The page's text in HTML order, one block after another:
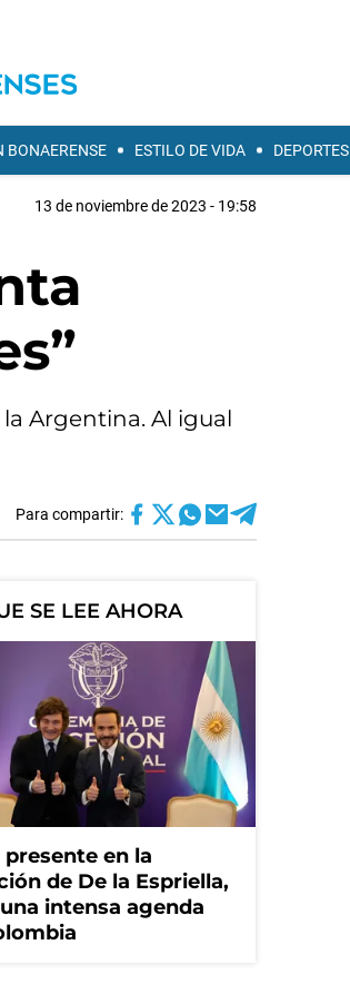
BONAERENSE ESTILO DE VIDA DEPORTES
13 de noviembre de 2023 - 19:58
Argentina. Al igual
Para compartir:
SE LEE AHORA
presente en la
de De la Espriella,
intensa agenda